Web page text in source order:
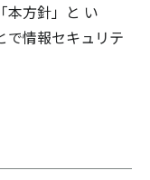
本方針」と い
で情報セキュリテ